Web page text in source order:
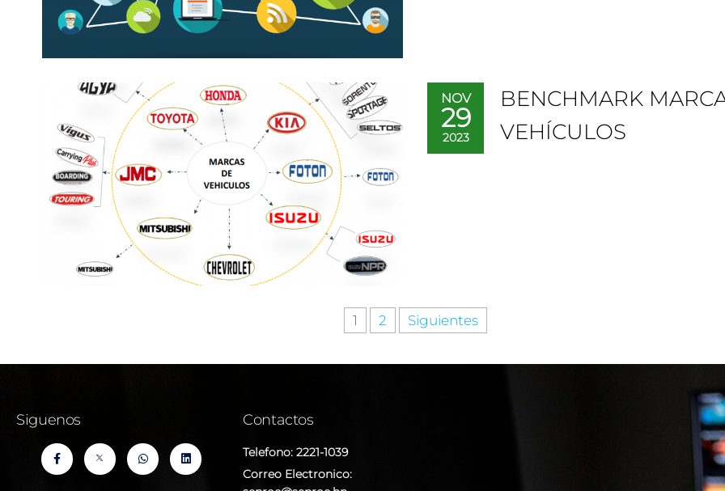
NOV
29
2023
BENCHMARK
VEHÍCULOS
1 2 Siguientes
Siguenos Contactos
Telefono: 2221-1039
Correo Electronico: